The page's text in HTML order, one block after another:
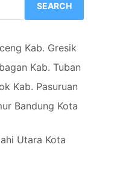
SEARCH
Kab. Gresik
Kab. Tuban
Kab. Pasuruan
Bandung Kota
Utara Kota